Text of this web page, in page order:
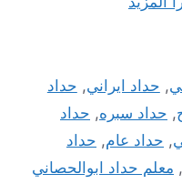
, حداد ايراني, حداد
, حداد سبره, حداد
, حداد عام, حداد
, معلم حداد ابوالحصاني